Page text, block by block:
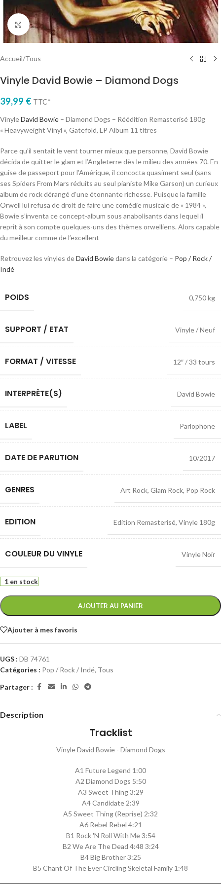
Cliquez pour agrandir
Accueil/Tous
Vinyle David Bowie – Diamond Dogs
39,99 € TTC*
VinyleDavid Bowie – Diamond Dogs – Réédition Remasterisé 180g
« Heavyweight Vinyl », Gatefold, LP Album 11 titres
Parce qu’il sentait le vent tourner mieux que personne, David Bowie
décida de quitter le glam et l’Angleterre dès le milieu des années 70. En
guise de passeport pour l’Amérique, il concocta quasiment seul (sans
ses Spiders From Mars réduits au seul pianiste Mike Garson) un curieux
album de rock dérangé d’une étonnante richesse. Puisque la famille
Orwell lui refusa de droit de faire une comédie musicale de « 1984 »,
Bowie s’inventa ce concept-album sous anabolisants dans lequel il
reprit à son compte quelques-uns des thèmes orwelliens. Alors capable
du meilleur comme de l’excellent
Retrouvez les vinyles deDavid Bowiedans la catégorie – Pop / Rock /
Indé
POIDS 0,750 kg
SUPPORT / ETAT Vinyle / Neuf
FORMAT / VITESSE 12″ / 33 tours
INTERPRÈTE(S) David Bowie
LABEL Parlophone
DATE DE PARUTION 10/2017
GENRES Art Rock, Glam Rock, Pop Rock
EDITION Edition Remasterisé, Vinyle 180g
COULEUR DU VINYLE Vinyle Noir
1 en stock
AJOUTER AU PANIER
Ajouter à mes favoris
UGS : DB 74761
Catégories : Pop / Rock / Indé, Tous
Partager :
Description
Tracklist
Vinyle David Bowie - Diamond Dogs
A1 Future Legend 1:00
A2 Diamond Dogs 5:50
A3 Sweet Thing 3:29
A4 Candidate 2:39
A5 Sweet Thing (Reprise) 2:32
A6 Rebel Rebel 4:21
B1 Rock 'N Roll With Me 3:54
B2 We Are The Dead 4:48 3:24
B4 Big Brother 3:25
B5 Chant Of The Ever Circling Skeletal Family 1:48